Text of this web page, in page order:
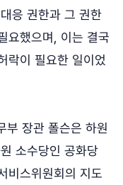
응 권한과 그 권한
요했으며, 이는 결국
락이 필요한 일이었
부 장관 폴슨은 하원
소수당인 공화당
비스위원회의 지도